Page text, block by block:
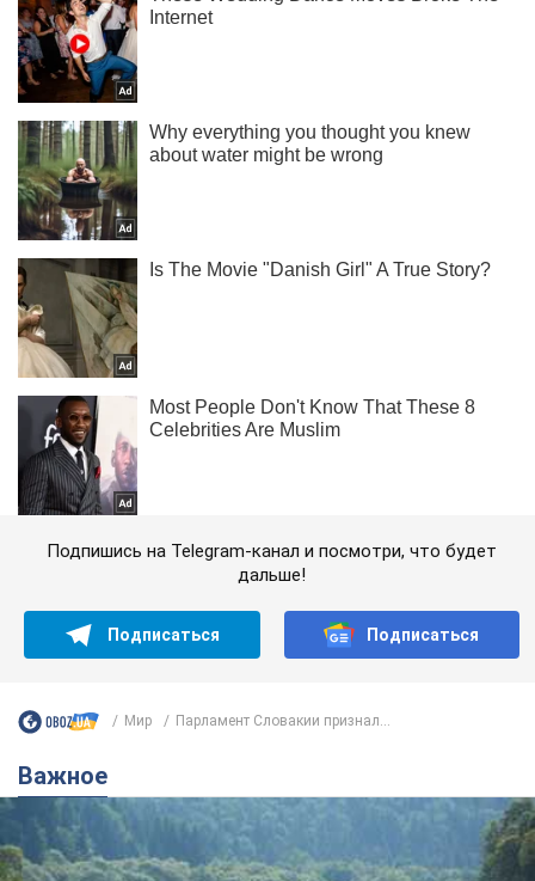
Подпишись на Telegram-канал и посмотри, что будет
дальше!
Подписаться Подписаться
Мир Парламент Словакии признал...
Важное